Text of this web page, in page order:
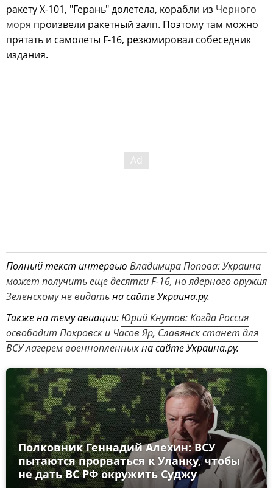
ракету Х-101, "Герань" долетела, корабли из Черного
моря произвели ракетный залп. Поэтому там можно
прятать и самолеты F-16, резюмировал собеседник
издания.
Полный текст интервью Владимира Попова: Украина
может получить еще десятки F-16, но ядерного оружия
Зеленскому не видатьна сайте Украина.ру.
Также на тему авиации:Юрий Кнутов: Когда Россия
освободит Покровск и Часов Яр, Славянск станет для
ВСУ лагерем военнопленныхна сайте Украина.ру.
Полковник Геннадий Алехин: ВСУ
пытаются прорваться к Уланку, чтобы
не дать ВС РФ окружить Суджу